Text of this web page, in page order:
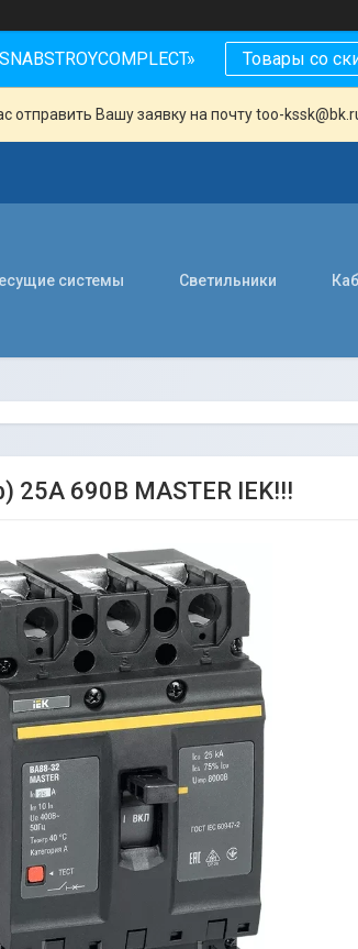
Товары со
отправить Вашу заявку на почту too-
системы Светильники
25А 690В MASTER IEK!!!